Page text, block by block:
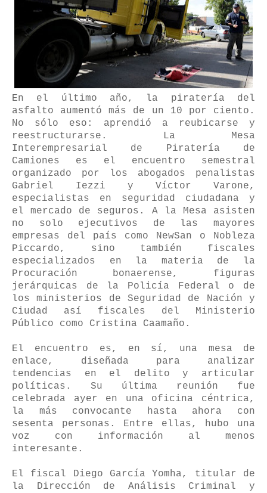
En el último año, la piratería del
asfalto aumentó más de un 10 por ciento.
No sólo eso: aprendió a reubicarse y
reestructurarse. La Mesa
Interempresarial de Piratería de
Camiones es el encuentro semestral
organizado por los abogados penalistas
Gabriel Iezzi y Víctor Varone,
especialistas en seguridad ciudadana y
el mercado de seguros. A la Mesa asisten
no solo ejecutivos de las mayores
empresas del país como NewSan o Nobleza
Piccardo, sino también fiscales
especializados en la materia de la
Procuración bonaerense, figuras
jerárquicas de la Policía Federal o de
los ministerios de Seguridad de Nación y
Ciudad así fiscales del Ministerio
Público como Cristina Caamaño.
El encuentro es, en sí, una mesa de
enlace, diseñada para analizar
tendencias en el delito y articular
políticas. Su última reunión fue
celebrada ayer en una oficina céntrica,
la más convocante hasta ahora con
sesenta personas. Entre ellas, hubo una
voz con información al menos
interesante.
El fiscal Diego García Yomha, titular de
la Dirección de Análisis Criminal y